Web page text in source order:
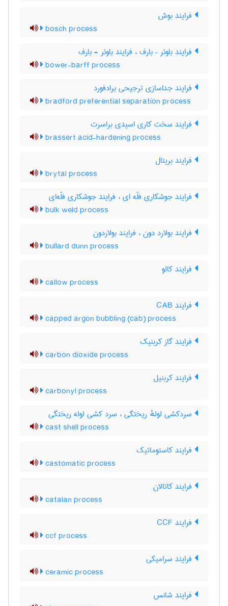
فرایند بوش
bosch process
فرایند باوئر – بارف ، فرایند باوئر - بارف
bower-barff process
فرایند جداسازی ترجیحی برادفورد
bradford preferential separation process
فرایند سخت کاری اسیدی براسرت
brassert acid-hardening process
فرایند بریتال
brytal process
فرایند جوشکاری فلّه ای ، فرایند جوشکاری فلّه‌ای
bulk weld process
فرایند بولارد دون ، فرایند بولاردون
bullard dunn process
فرایند کالو
callow process
فرایند CAB
capped argon bubbling (cab) process
فرایند گاز کربنیک
carbon dioxide process
فرایند کربنیل
carbonyl process
سردکشی لولهٔ ریختگی ، سرد کشی لوله ریختگی
cast shell process
فرایند کاستوماتیک
castomatic process
فرایند کاتالان
catalan process
فرایند CCF
ccf process
فرایند سرامیکی
ceramic process
فرایند شانس